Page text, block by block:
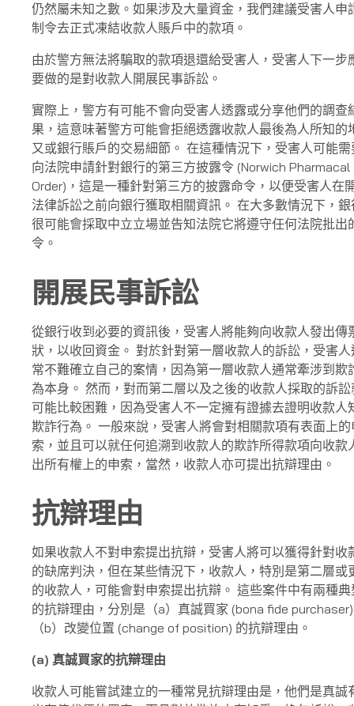
仍然屬未知之數。如果涉及大量資金，我們建議受害人申
制令去正式凍結收款人賬戶中的款項。
由於警方無法將騙取的款項退還給受害人，受害人下一步
要做的是對收款人開展民事訴訟。
實際上，警方有可能不會向受害人透露或分享他們的調查
果，這意味著警方可能會拒絕透露收款人最後為人所知的
又或銀行賬戶的交易細節。 在這種情況下，受害人可能需
向法院申請針對銀行的第三方披露令 (Norwich Pharmacal
Order)，這是一種針對第三方的披露命令，以便受害人在
法律訴訟之前向銀行獲取相關資訊。 在大多數情況下，銀
很可能會採取中立立場並告知法院它將遵守任何法院批出
令。
開展民事訴訟
從銀行收到必要的資訊後，受害人將能夠向收款人發出傳
狀，以收回資金。 對於針對第一層收款人的訴訟，受害人
常不難確立自己的案情，因為第一層收款人通常牽涉到欺
為本身。 然而，對而第二層以及之後的收款人採取的訴訟
可能比較困難，因為受害人不一定擁有證據去證明收款人
欺詐行為。 一般來說，受害人將會對相關款項有表面上的
索，並且可以就任何追溯到收款人的欺詐所得款項向收款
出所有權上的申索，當然，收款人亦可提出抗辯理由。
抗辯理由
如果收款人不對申索提出抗辯，受害人將可以獲得針對收
的缺席判決，但在某些情況下，收款人，特別是第二層或
的收款人，可能會對申索提出抗辯。 這些案件中有兩種典
的抗辯理由，分別是（a）真誠買家 (bona fide
（b）改變位置 (change of position) 的抗辯理由。
(a) 真誠買家的抗辯理由
收款人可能嘗試建立的一種常見抗辯理由是，他們是真誠